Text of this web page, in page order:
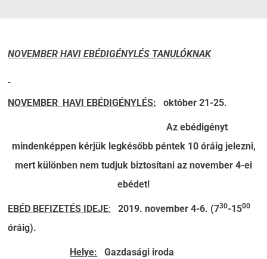
NOVEMBER HAVI EBÉDIGÉNYLÉS TANULÓKNAK
NOVEMBER HAVI EBÉDIGÉNYLÉS: október 21-25.
Az ebédigényt
mindenképpen kérjük legkésőbb péntek 10 óráig jelezni,
mert különben nem tudjuk biztosítani az november 4-ei
ebédet!
EBÉD BEFIZETÉS IDEJE: 2019. november 4-6. (730-1500
óráig).
Helye: Gazdasági iroda